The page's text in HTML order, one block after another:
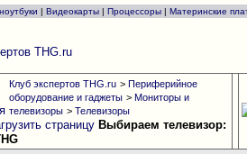
| Видеокарты | Процессоры | Материнские
Клуб экспертов THG.ru > Периферийное
оборудование и гаджеты > Мониторы и
телевизоры > Телевизоры
Выбираем телевизор: